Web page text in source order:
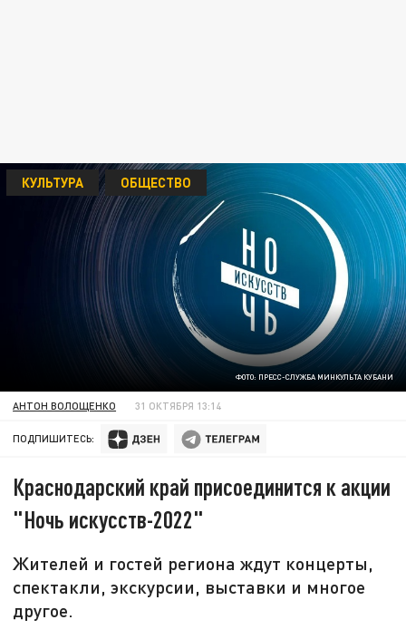
ФОТО: ПРЕСС-СЛУЖБА МИНКУЛЬТА КУБАНИ
КУЛЬТУРА ОБЩЕСТВО
АНТОН ВОЛОЩЕНКО 31 ОКТЯБРЯ 13:14
ПОДПИШИТЕСЬ:
Краснодарский край присоединится к акции
"Ночь искусств-2022"
Жителей и гостей региона ждут концерты,
спектакли, экскурсии, выставки и многое
другое.